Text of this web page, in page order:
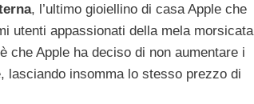
, l’ultimo gioiellino di casa Apple che
utenti appassionati della mela morsicata
che Apple ha deciso di non aumentare i
lasciando insomma lo stesso prezzo di